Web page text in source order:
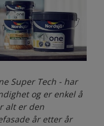
Super Tech - har
og er enkel å
alt er den
år etter år